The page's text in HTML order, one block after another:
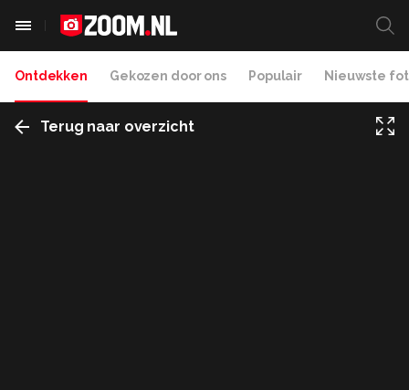
Ontdekken Gekozen door ons Populair Nieuwste
Terug naar overzicht